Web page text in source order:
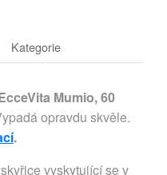
Kategorie
Mumio, 60
opravdu skvěle.
.
vyskytující se v